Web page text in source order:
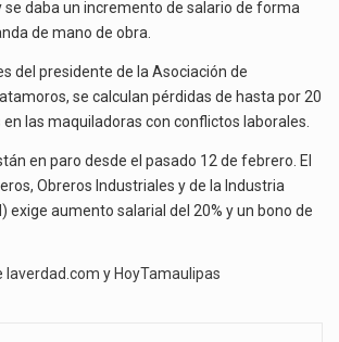
se daba un incremento de salario de forma
de mano de obra.
del presidente de la Asociación de
se calculan pérdidas de hasta por 20
las maquiladoras con conflictos laborales.
en paro desde el pasado 12 de febrero. El
Obreros Industriales y de la Industria
exige aumento salarial del 20% y un bono de
laverdad.com y HoyTamaulipas